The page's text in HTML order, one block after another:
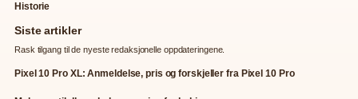
Historie
Siste artikler
Rask tilgang til de nyeste redaksjonelle oppdateringene.
Pixel 10 Pro XL: Anmeldelse, pris og forskjeller fra Pixel 10 Pro